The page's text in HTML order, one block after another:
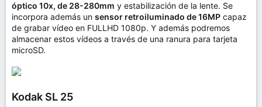
óptico 10x, de 28-280mm y estabilización de la lente. Se
incorpora además un sensor retroiluminado de 16MP capaz
de grabar vídeo en FULLHD 1080p. Y además podremos
almacenar estos vídeos a través de una ranura para tarjeta
microSD.
Kodak SL 25